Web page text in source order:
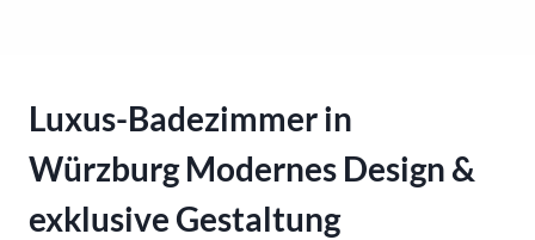
Luxus-Badezimmer in
Würzburg Modernes Design &
exklusive Gestaltung